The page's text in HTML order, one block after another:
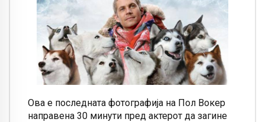
Ова е последната фотографија на Пол Вокер
направена 30 минути пред актерот да загине